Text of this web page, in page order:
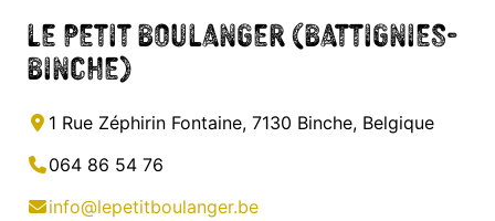
Le Petit Boulanger (Battignies-
Binche)
1 Rue Zéphirin Fontaine, 7130 Binche, Belgique
064 86 54 76
info@lepetitboulanger.be